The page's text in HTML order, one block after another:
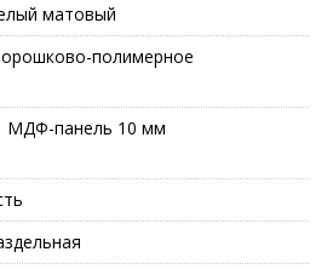
матовый
полимерное
МДФ-панель 10 мм